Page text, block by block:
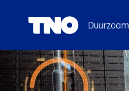
Duurzaam